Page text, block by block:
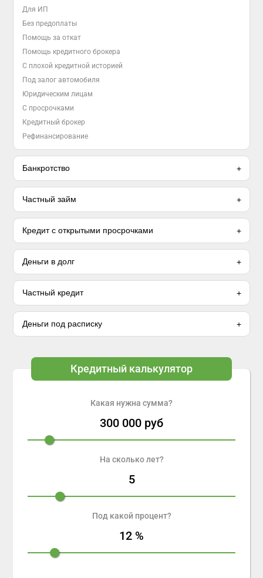
Для ИП
Без предоплаты
Помощь за откат
Помощь кредитного брокера
С плохой кредитной историей
Под залог автомобиля
Юридическим лицам
С просрочками
Кредитный брокер
Рефинансирование
Банкротство
Частный займ
Кредит с открытыми просрочками
Деньги в долг
Частный кредит
Деньги под расписку
Кредитный калькулятор
Какая нужна сумма?
300 000 руб
На сколько лет?
5
Под какой процент?
12 %